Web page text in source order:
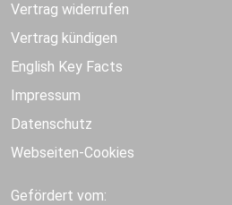
Vertrag widerrufen
Vertrag kündigen
English Key Facts
Impressum
Datenschutz
Webseiten-Cookies
Gefördert vom: